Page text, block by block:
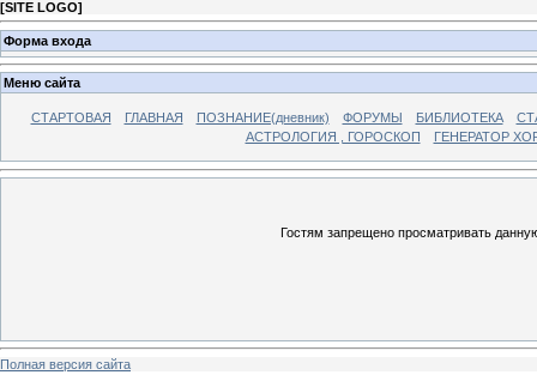
[SITE LOGO]
Форма входа
Меню сайта
СТАРТОВАЯ ГЛАВНАЯ ПОЗНАНИЕ(дневник) ФОРУМЫ БИБЛИОТЕКА
АСТРОЛОГИЯ , ГОРОСКОП
ГЕНЕРАТОР
Гостям запрещено просматривать
Полная версия сайта